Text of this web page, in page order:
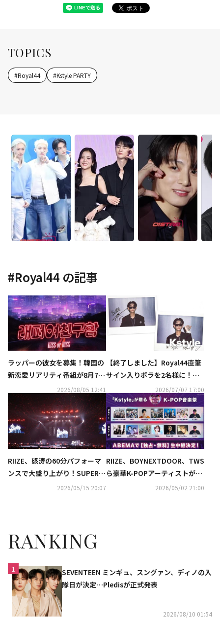
TOPICS
#Royal44 #Kstyle PARTY
#Royal44 の記事
ラッパーの彼女を募集！韓国の
新恋愛リアリティ番組が8月7日
スタート…予告映像を公開
2026/08/05 12:41
【終了しました】Royal44直筆
サイン入りポラを2名様に！「K
style PARTY 2026」DAY2出演
2026/07/07 17:00
RIIZE、怒涛の60分パフォーマ
ンスで大盛り上がり！SUPER J
UNIOR-D&E、YENAまで「Ksty
2026/05/15 20:07
RIIZE、BOYNEXTDOOR、TWS
ら豪華K-POPアーティストが出
演「Kstyle PARTY 2026」生中
2026/05/02 21:00
RANKING
1
SEVENTEEN ミンギュ、スングァン、ディノの入
隊日が決定…Pledisが正式発表
2026/08/10 01:54